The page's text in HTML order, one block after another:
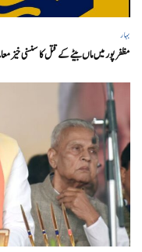
بہار
مظفر پور میں ماں بیٹے کے قتل کا سنسنی خیز